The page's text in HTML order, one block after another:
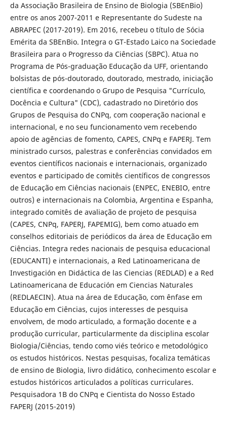
da Associação Brasileira de Ensino de Biologia (SBEnBio)
entre os anos 2007-2011 e Representante do Sudeste na
ABRAPEC (2017-2019). Em 2016, recebeu o título de Sócia
Emérita da SBEnBio. Integra o GT-Estado Laico na Sociedade
Brasileira para o Progresso da Ciências (SBPC). Atua no
Programa de Pós-graduação Educação da UFF, orientando
bolsistas de pós-doutorado, doutorado, mestrado, iniciação
científica e coordenando o Grupo de Pesquisa "Currículo,
Docência e Cultura" (CDC), cadastrado no Diretório dos
Grupos de Pesquisa do CNPq, com cooperação nacional e
internacional, e no seu funcionamento vem recebendo
apoio de agências de fomento, CAPES, CNPq e FAPERJ. Tem
ministrado cursos, palestras e conferências convidados em
eventos científicos nacionais e internacionais, organizado
eventos e participado de comitês científicos de congressos
de Educação em Ciências nacionais (ENPEC, ENEBIO, entre
outros) e internacionais na Colombia, Argentina e Espanha,
integrado comitês de avaliação de projeto de pesquisa
(CAPES, CNPq, FAPERJ, FAPEMIG), bem como atuado em
conselhos editoriais de periódicos da área de Educação em
Ciências. Integra redes nacionais de pesquisa educacional
(EDUCANTI) e internacionais, a Red Latinoamericana de
Investigación en Didáctica de las Ciencias (REDLAD) e a Red
Latinoamericana de Educación em Ciencias Naturales
(REDLAECIN). Atua na área de Educação, com ênfase em
Educação em Ciências, cujos interesses de pesquisa
envolvem, de modo articulado, a formação docente e a
produção curricular, particularmente da disciplina escolar
Biologia/Ciências, tendo como viés teórico e metodológico
os estudos históricos. Nestas pesquisas, focaliza temáticas
de ensino de Biologia, livro didático, conhecimento escolar e
estudos históricos articulados a políticas curriculares.
Pesquisadora 1B do CNPq e Cientista do Nosso Estado
FAPERJ (2015-2019)